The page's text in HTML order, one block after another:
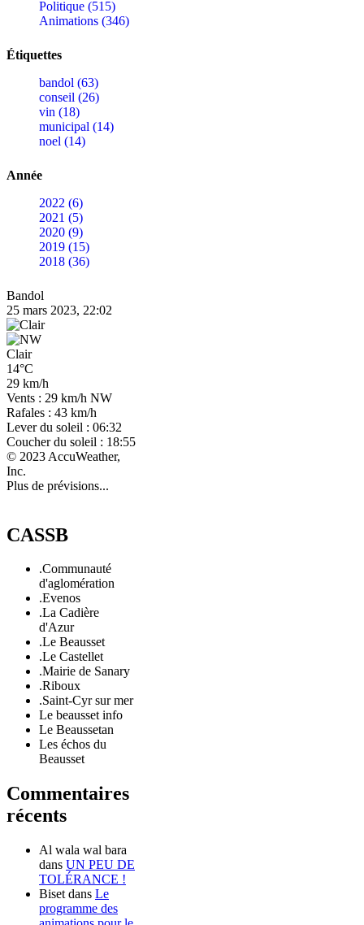
Politique (515)
Animations (346)
Étiquettes
bandol (63)
conseil (26)
vin (18)
municipal (14)
noel (14)
Année
2022 (6)
2021 (5)
2020 (9)
2019 (15)
2018 (36)
Bandol
25 mars 2023, 22:02
Clair
14°C
29 km/h
Vents : 29 km/h NW
Rafales : 43 km/h
Lever du soleil : 06:32
Coucher du soleil : 18:55
© 2023 AccuWeather,
Inc.
Plus de prévisions...
CASSB
.Communauté
d'aglomération
.Evenos
.La Cadière
d'Azur
.Le Beausset
.Le Castellet
.Mairie de Sanary
.Riboux
.Saint-Cyr sur mer
Le beausset info
Le Beaussetan
Les échos du
Beausset
Commentaires
récents
Al wala wal bara
dans UN PEU DE
TOLÉRANCE !
Biset dans Le
programme des